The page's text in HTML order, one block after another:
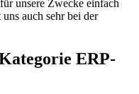
unsere Zwecke einfach
auch sehr bei der
ERP-